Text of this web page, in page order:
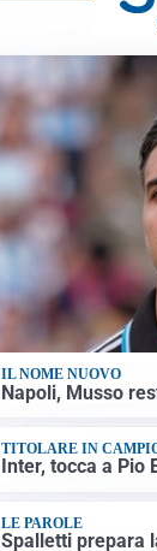
IL NOME NUOVO
Napoli, Musso
TITOLARE IN
Inter, tocca a Pio
LE PAROLE
Spalletti prepara